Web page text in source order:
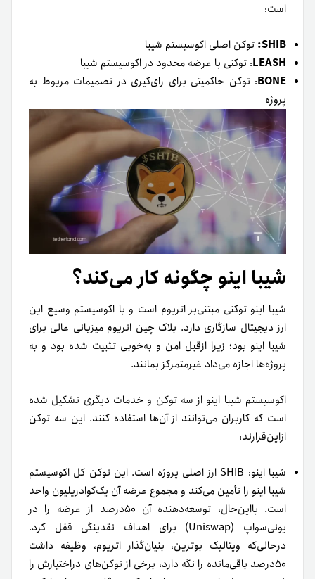
است:
SHIB: توکن اصلی اکوسیستم شیبا
LEASH: توکنی با عرضه محدود در اکوسیستم شیبا
BONE: توکن حاکمیتی برای رای‌گیری در تصمیمات مربوط به
پروژه
شیبا اینو چگونه کار می‌کند؟
شیبا اینو توکنی مبتنی‌بر اتریوم است و با اکوسیستم وسیع این
ارز دیجیتال سازگاری دارد. بلاک چین اتریوم میزبانی عالی برای
شیبا اینو بود؛ زیرا از‌قبل امن و به‌خوبی تثبیت شده بود و به
پروژه‌ها اجازه می‌داد غیرمتمرکز بمانند.
اکوسیستم شیبا اینو از سه توکن و خدمات دیگری تشکیل شده
است که کاربران می‌توانند از آن‌ها استفاده کنند. این سه توکن
ازاین‌قرارند:
شیبا اینو: SHIB ارز اصلی پروژه است. این توکن کل اکوسیستم
شیبا اینو را تأمین می‌کند و مجموع عرضه آن یک‌کوادریلیون واحد
است. با‌این‌حال، توسعه‌دهنده آن ۵۰درصد از عرضه را در
یونی‌سواپ (Uniswap) برای اهداف نقدینگی قفل کرد.
در‌حالی‌که ویتالیک بوترین، بنیان‌گذار اتریوم، وظیفه داشت
۵۰درصد باقی‌مانده را نگه دارد، برخی از توکن‌های دراختیارش را